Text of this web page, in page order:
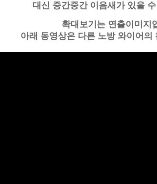
대신 중간중간 이음새가 있을
확대보기는 연출이미지
아래 동영상은 다른 노방 와이어의